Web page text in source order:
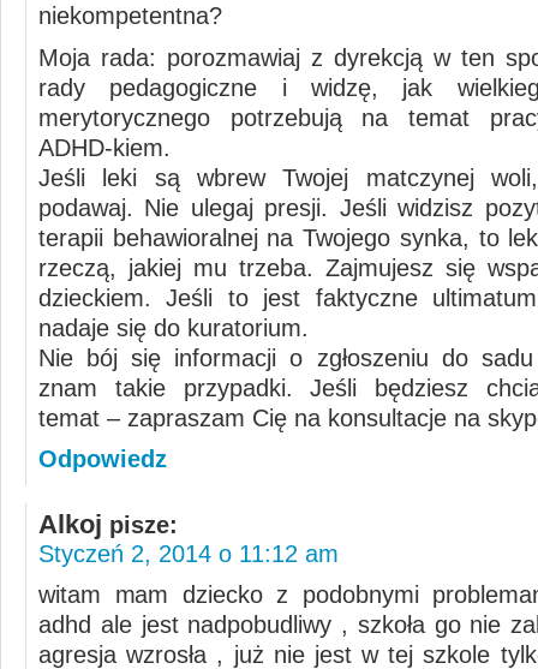
niekompetentna?
Moja rada: porozmawiaj z dyrekcją w ten
rady pedagogiczne i widzę, jak
merytorycznego potrzebują na temat
ADHD-kiem.
Jeśli leki są wbrew Twojej matczynej
podawaj. Nie ulegaj presji. Jeśli widzisz
terapii behawioralnej na Twojego synka, to
rzeczą, jakiej mu trzeba. Zajmujesz się
dzieckiem. Jeśli to jest faktyczne
nadaje się do kuratorium.
Nie bój się informacji o zgłoszeniu do
znam takie przypadki. Jeśli będziesz
temat – zapraszam Cię na konsultacje na
Odpowiedz
Alkoj pisze:
Styczeń 2, 2014 o 11:12 am
witam mam dziecko z podobnymi
adhd ale jest nadpobudliwy , szkoła go nie
agresja wzrosła , już nie jest w tej szkole